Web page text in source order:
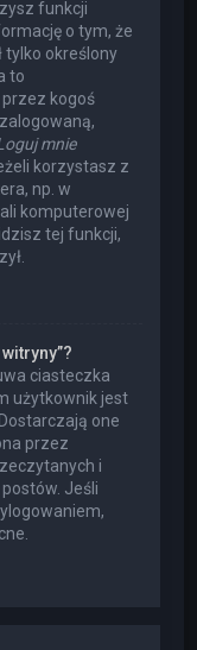
funkcji
o tym, że
tylko określony
to
kogoś
mnie
korzystasz z
np. w
komputerowej
tej funkcji,
ciasteczka
użytkownik jest
one
przez
i
Jeśli